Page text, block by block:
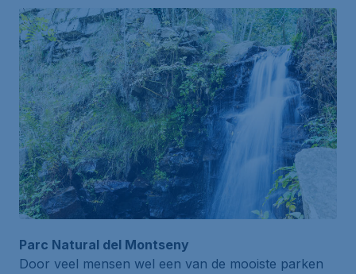
Parc Natural del Montseny
Door veel mensen wel een van de mooiste parken